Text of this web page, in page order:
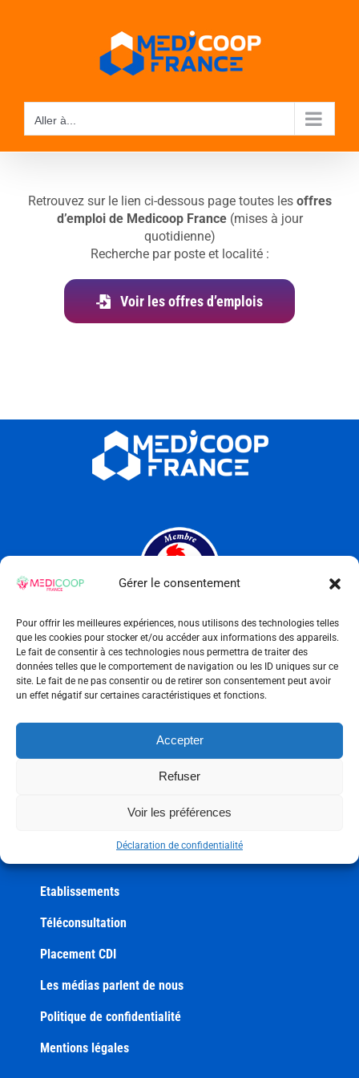
Gérer le consentement
Pour offrir les meilleures expériences, nous utilisons des technologies telles
que les cookies pour stocker et/ou accéder aux informations des appareils.
Le fait de consentir à ces technologies nous permettra de traiter des
données telles que le comportement de navigation ou les ID uniques sur ce
site. Le fait de ne pas consentir ou de retirer son consentement peut avoir
un effet négatif sur certaines caractéristiques et fonctions.
Accepter
Refuser
Voir les préférences
Déclaration de confidentialité
Aller à...
Retrouvez sur le lien ci-dessous page toutes lesoffres
d’emploi de Medicoop France(mises à jour
quotidienne)
Recherche par poste et localité :
Voir les offres d’emplois
Qui sommes-nous ?
Offres d’emploi
Candidats
Espace membre
Etablissements
Téléconsultation
Placement CDI
Les médias parlent de nous
Politique de confidentialité
Mentions légales